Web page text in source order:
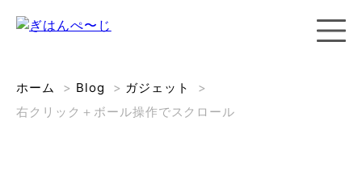
ホーム > Blog > ガジェット
>
右クリック＋ボール操作でスクロール